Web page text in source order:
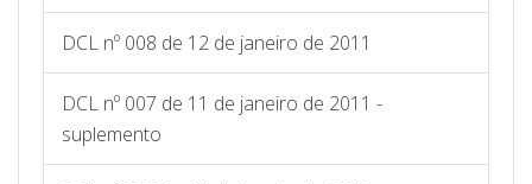
DCL nº 008 de 12 de janeiro de 2011
DCL nº 007 de 11 de janeiro de 2011 -
suplemento